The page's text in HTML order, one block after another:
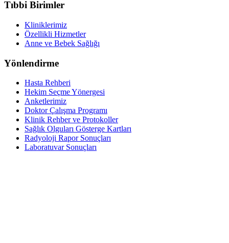
Tıbbi Birimler
Kliniklerimiz
Özellikli Hizmetler
Anne ve Bebek Sağlığı
Yönlendirme
Hasta Rehberi
Hekim Seçme Yönergesi
Anketlerimiz
Doktor Çalışma Programı
Klinik Rehber ve Protokoller
Sağlık Olguları Gösterge Kartları
Radyoloji Rapor Sonuçları
Laboratuvar Sonuçları